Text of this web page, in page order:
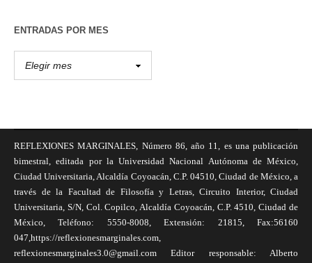
ENTRADAS POR MES
REFLEXIONES MARGINALES, Número 86, año 11, es una publicación
bimestral, editada por la Universidad Nacional Autónoma de México,
Ciudad Universitaria, Alcaldía Coyoacán, C.P. 04510, Ciudad de México, a
través de la Facultad de Filosofía y Letras, Circuito Interior, Ciudad
Universitaria, S/N, Col. Copilco, Alcaldía Coyoacán, C.P. 4510, Ciudad de
México, Teléfono: 5550-8008, Extensión: 21815, Fax:56160
047,https://reflexionesmarginales.com,
reflexionesmarginales3.0@gmail.com Editor responsable: Alberto